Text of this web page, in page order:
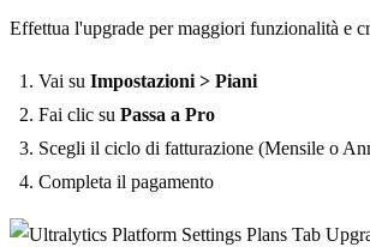
Effettua l'upgrade per maggiori funzionalità e
Vai su Impostazioni > Piani
Fai clic su Passa a Pro
Scegli il ciclo di fatturazione (Mensile o
Completa il pagamento